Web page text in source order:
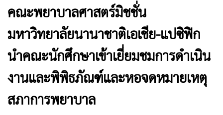
คณะพยาบาลศาสตร์มิชชั่น
มหาวิทยาลัยนานาชาติเอเชีย-แปซิฟิก
นำคณะนักศึกษาเข้าเยี่ยมชมการดำเนิน
งานและพิพิธภัณฑ์และหอจดหมายเหตุ
สภาการพยาบาล